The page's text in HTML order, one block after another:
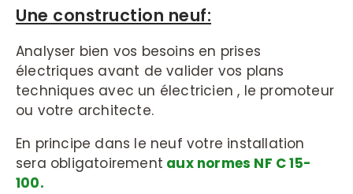
Une construction neuf:
Analyser bien vos besoins en prises
électriques avant de valider vos plans
techniques avec un électricien , le promoteur
ou votre architecte.
En principe dans le neuf votre installation
sera obligatoirement aux normes NF C 15-
100.